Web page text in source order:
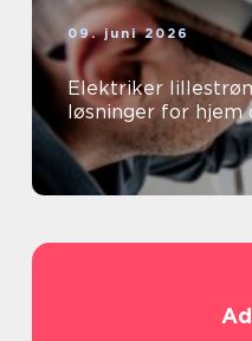
09. juni 2026
Elektriker lillestrøm trygge og
løsninger for hjem